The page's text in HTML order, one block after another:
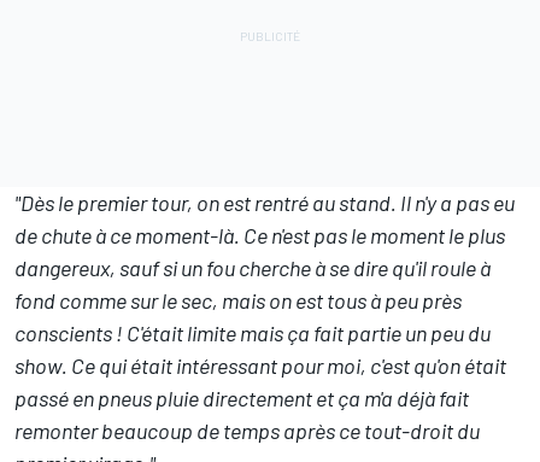
"Dès le premier tour, on est rentré au stand. Il n'y a pas eu
de chute à ce moment-là. Ce n'est pas le moment le plus
dangereux, sauf si un fou cherche à se dire qu'il roule à
fond comme sur le sec, mais on est tous à peu près
conscients ! C'était limite mais ça fait partie un peu du
show. Ce qui était intéressant pour moi, c'est qu'on était
passé en pneus pluie directement et ça m'a déjà fait
remonter beaucoup de temps après ce tout-droit du